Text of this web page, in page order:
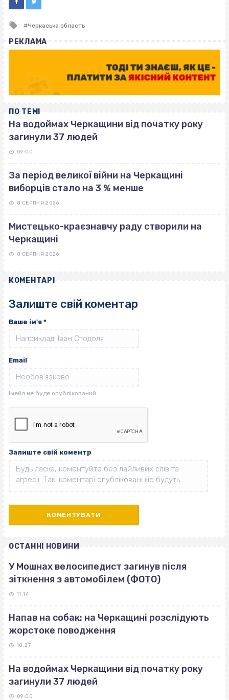
Tagged
Черкаська область
РЕКЛАМА
ПО ТЕМІ
На водоймах Черкащини від початку року
загинули 37 людей
09:00
За період великої війни на Черкащині
виборців стало на 3 % менше
8 СЕРПНЯ 2026
Мистецько-краєзнавчу раду створили на
Черкащині
8 СЕРПНЯ 2026
КОМЕНТАРІ
Залиште свій коментар
Ваше ім'я *
Email
Залиште свій коментр
ОСТАННІ НОВИНИ
У Мошнах велосипедист загинув після
зіткнення з автомобілем (ФОТО)
11:14
Напав на собак: на Черкащині розслідують
жорстоке поводження
10:27
На водоймах Черкащини від початку року
загинули 37 людей
09:00